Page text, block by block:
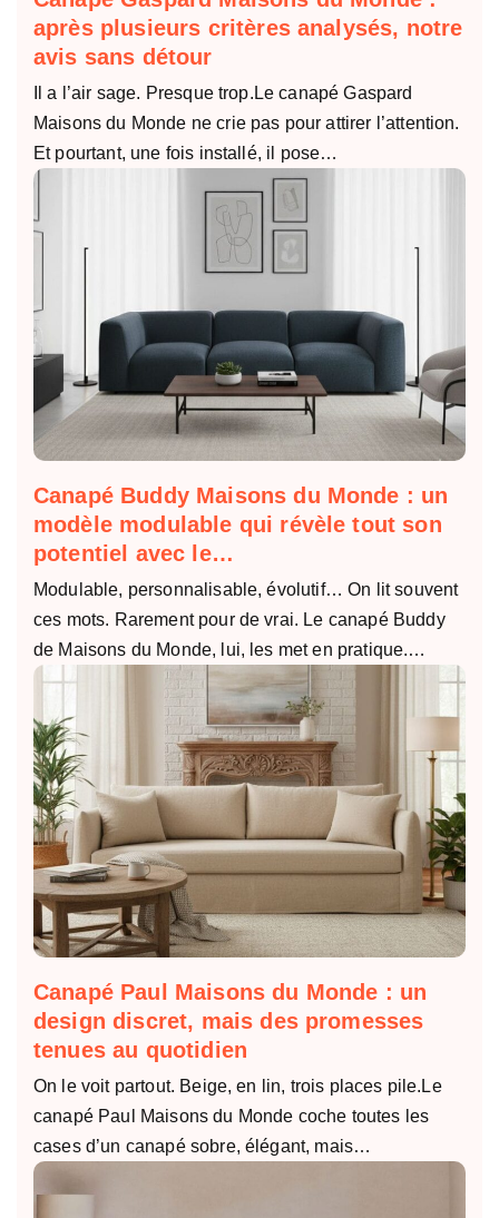
après plusieurs critères analysés, notre
avis sans détour
Il a l’air sage. Presque trop.Le canapé Gaspard
Maisons du Monde ne crie pas pour attirer l’attention.
Et pourtant, une fois installé, il pose…
Canapé Buddy Maisons du Monde : un
modèle modulable qui révèle tout son
potentiel avec le…
Modulable, personnalisable, évolutif… On lit souvent
ces mots. Rarement pour de vrai. Le canapé Buddy
de Maisons du Monde, lui, les met en pratique.…
Canapé Paul Maisons du Monde : un
design discret, mais des promesses
tenues au quotidien
On le voit partout. Beige, en lin, trois places pile.Le
canapé Paul Maisons du Monde coche toutes les
cases d’un canapé sobre, élégant, mais…